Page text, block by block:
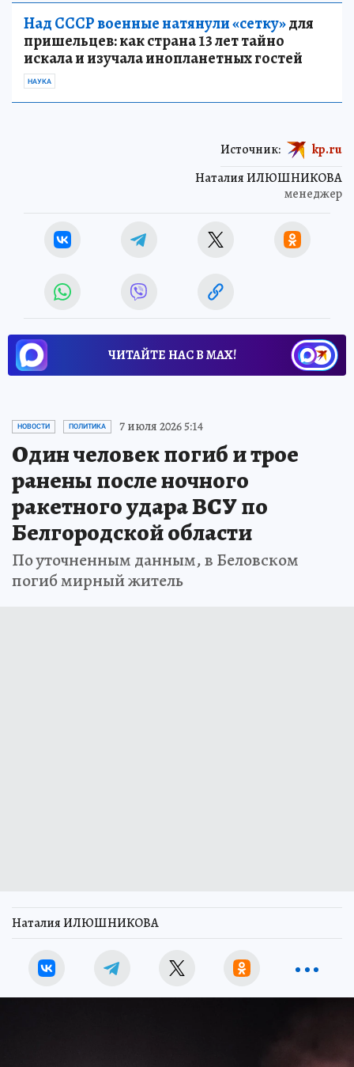
Над СССР военные натянули «сетку»для
пришельцев: как страна 13 лет тайно
искала и изучала инопланетных гостей
НАУКА
Наталия ИЛЮШНИКОВА
менеджер
Источник: kp.ru
ЧИТАЙТЕ НАС В МАХ!
НОВОСТИ ПОЛИТИКА 7 июля 2026 5:14
Один человек погиб и трое
ранены после ночного
ракетного удара ВСУ по
Белгородской области
По уточненным данным, в Беловском
погиб мирный житель
Наталия ИЛЮШНИКОВА